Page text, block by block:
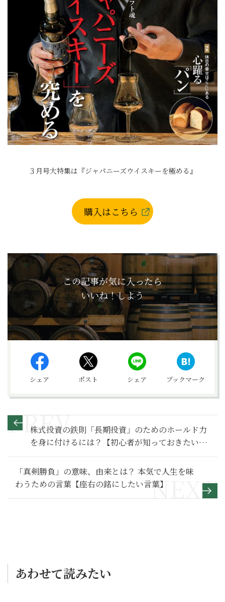
３月号大特集は『ジャパニーズウイスキーを極める』
購入はこちら
この記事が気に入ったら
いいね！しよう
シェア ポスト シェア ブックマーク
株式投資の鉄則「長期投資」のためのホールド力
を身に付けるには？【初心者が知っておきたい投
資のメソッド】
「真剣勝負」の意味、由来とは？ 本気で人生を味
わうための言葉【座右の銘にしたい言葉】
あわせて読みたい